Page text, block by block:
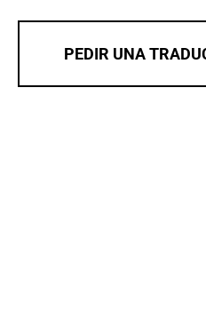
PEDIR UNA